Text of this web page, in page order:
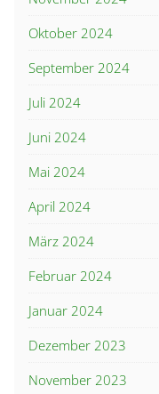
Oktober 2024
September 2024
Juli 2024
Juni 2024
Mai 2024
April 2024
März 2024
Februar 2024
Januar 2024
Dezember 2023
November 2023